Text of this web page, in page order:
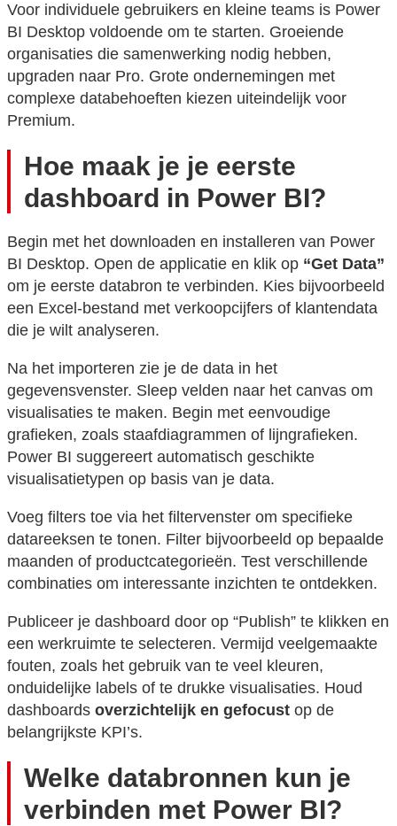
Voor individuele gebruikers en kleine teams is Power
BI Desktop voldoende om te starten. Groeiende
organisaties die samenwerking nodig hebben,
upgraden naar Pro. Grote ondernemingen met
complexe databehoeften kiezen uiteindelijk voor
Premium.
Hoe maak je je eerste
dashboard in Power BI?
Begin met het downloaden en installeren van Power
BI Desktop. Open de applicatie en klik op “Get Data”
om je eerste databron te verbinden. Kies bijvoorbeeld
een Excel-bestand met verkoopcijfers of klantendata
die je wilt analyseren.
Na het importeren zie je de data in het
gegevensvenster. Sleep velden naar het canvas om
visualisaties te maken. Begin met eenvoudige
grafieken, zoals staafdiagrammen of lijngrafieken.
Power BI suggereert automatisch geschikte
visualisatietypen op basis van je data.
Voeg filters toe via het filtervenster om specifieke
datareeksen te tonen. Filter bijvoorbeeld op bepaalde
maanden of productcategorieën. Test verschillende
combinaties om interessante inzichten te ontdekken.
Publiceer je dashboard door op “Publish” te klikken en
een werkruimte te selecteren. Vermijd veelgemaakte
fouten, zoals het gebruik van te veel kleuren,
onduidelijke labels of te drukke visualisaties. Houd
dashboards overzichtelijk en gefocust op de
belangrijkste KPI’s.
Welke databronnen kun je
verbinden met Power BI?